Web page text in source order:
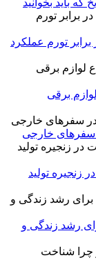
تورم عملکرد
برقی
سفرهای خارجی
زنجیره تولید
رشد زندگی و